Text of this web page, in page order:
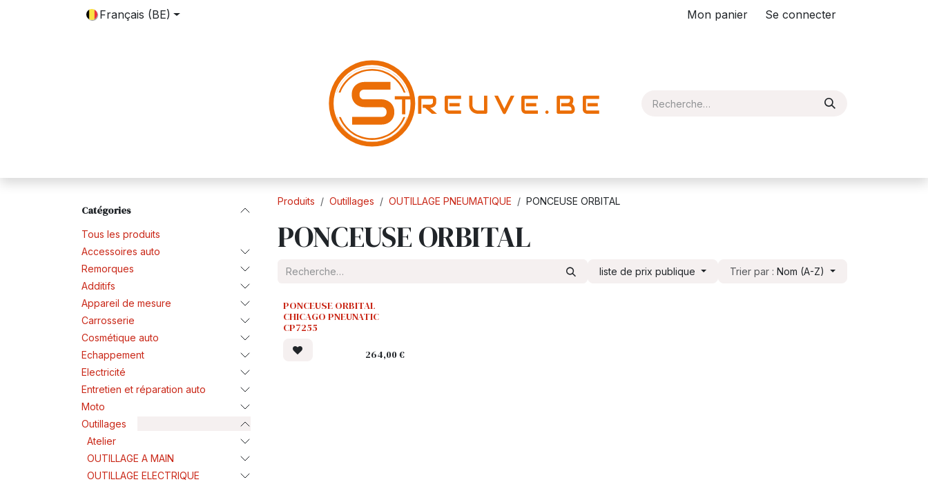
Français (BE) Mon panier Se connecter
Catégories
Tous les produits
Accessoires auto
Remorques
Additifs
Appareil de mesure
Carrosserie
Cosmétique auto
Echappement
Electricité
Entretien et réparation auto
Moto
Outillages
Atelier
OUTILLAGE A MAIN
OUTILLAGE ELECTRIQUE
Produits Outillages OUTILLAGE PNEUMATIQUE PONCEUSE ORBITAL
PONCEUSE ORBITAL
liste de prix publique Trier par : Nom (A-Z)
PONCEUSE ORBITAL
CHICAGO PNEUNATIC
CP7255
264,00€